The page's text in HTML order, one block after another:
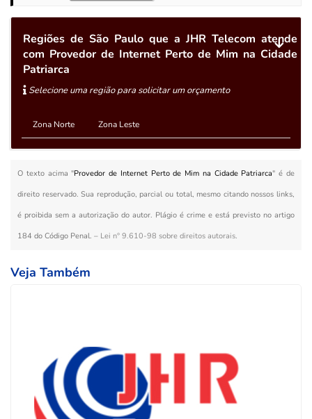
Regiões de São Paulo que a JHR Telecom atende
com Provedor de Internet Perto de Mim na Cidade
Patriarca
Selecione uma região para solicitar um orçamento
Zona Norte Zona Leste
O texto acima "Provedor de Internet Perto de Mim na Cidade Patriarca" é de
direito reservado. Sua reprodução, parcial ou total, mesmo citando nossos links,
é proibida sem a autorização do autor. Plágio é crime e está previsto no artigo
184 do Código Penal. – Lei n° 9.610-98 sobre direitos autorais.
Veja Também